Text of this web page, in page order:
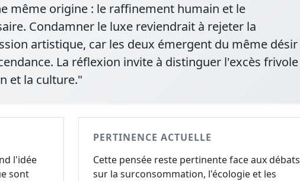
même origine : le raffinement humain et le
Condamner le luxe reviendrait à rejeter la
artistique, car les deux émergent du même désir
La réflexion invite à distinguer l'excès frivole
et la culture."
l'idée
sont
PERTINENCE ACTUELLE
Cette pensée reste pertinente face aux débats
sur la surconsommation, l'écologie et les